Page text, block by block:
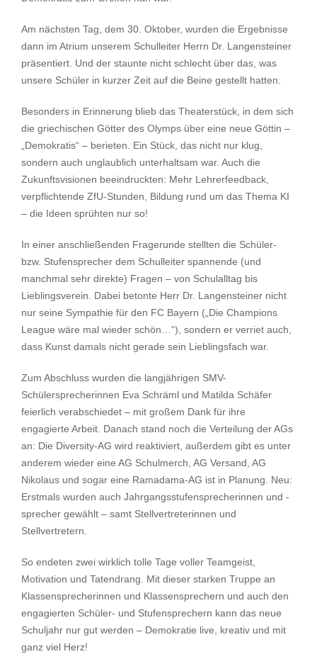
Am nächsten Tag, dem 30. Oktober, wurden die Ergebnisse
dann im Atrium unserem Schulleiter Herrn Dr. Langensteiner
präsentiert. Und der staunte nicht schlecht über das, was
unsere Schüler in kurzer Zeit auf die Beine gestellt hatten.
Besonders in Erinnerung blieb das Theaterstück, in dem sich
die griechischen Götter des Olymps über eine neue Göttin –
„Demokratis“ – berieten. Ein Stück, das nicht nur klug,
sondern auch unglaublich unterhaltsam war. Auch die
Zukunftsvisionen beeindruckten: Mehr Lehrerfeedback,
verpflichtende ZfU-Stunden, Bildung rund um das Thema KI
– die Ideen sprühten nur so!
In einer anschließenden Fragerunde stellten die Schüler-
bzw. Stufensprecher dem Schulleiter spannende (und
manchmal sehr direkte) Fragen – von Schulalltag bis
Lieblingsverein. Dabei betonte Herr Dr. Langensteiner nicht
nur seine Sympathie für den FC Bayern („Die Champions
League wäre mal wieder schön…“), sondern er verriet auch,
dass Kunst damals nicht gerade sein Lieblingsfach war.
Zum Abschluss wurden die langjährigen SMV-
Schülersprecherinnen Eva Schräml und Matilda Schäfer
feierlich verabschiedet – mit großem Dank für ihre
engagierte Arbeit. Danach stand noch die Verteilung der AGs
an: Die Diversity-AG wird reaktiviert, außerdem gibt es unter
anderem wieder eine AG Schulmerch, AG Versand, AG
Nikolaus und sogar eine Ramadama-AG ist in Planung. Neu:
Erstmals wurden auch Jahrgangsstufensprecherinnen und -
sprecher gewählt – samt Stellvertreterinnen und
Stellvertretern.
So endeten zwei wirklich tolle Tage voller Teamgeist,
Motivation und Tatendrang. Mit dieser starken Truppe an
Klassensprecherinnen und Klassensprechern und auch den
engagierten Schüler- und Stufensprechern kann das neue
Schuljahr nur gut werden – Demokratie live, kreativ und mit
ganz viel Herz!